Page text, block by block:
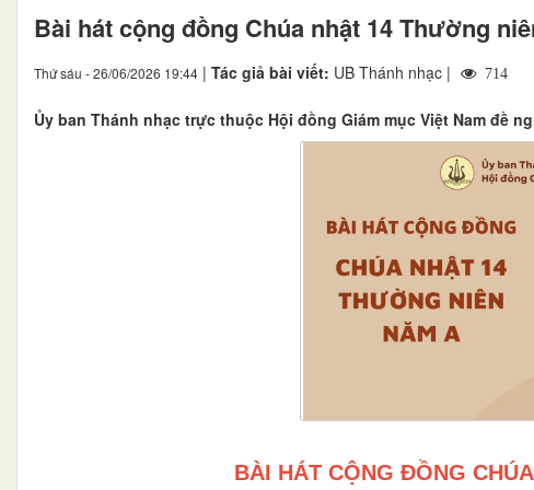
Bài hát cộng đồng Chúa nhật 14 Thường
Thứ sáu - 26/06/2026 19:44 | Tác giả bài viết: UB Thánh nhạc | 714
Ủy ban Thánh nhạc trực thuộc Hội đồng Giám mục Việt Nam đề
BÀI HÁT CỘNG ĐỒNG